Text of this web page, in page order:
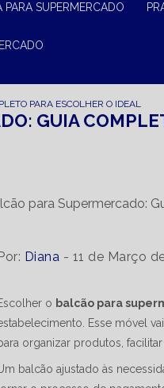
PARA SUPERMERCADO
PARA ESCOLHER O IDEAL
GUIA
Diana - 11 de Março
o balcão para
Esse móvel
organizar produtos,
balcão ajustado às